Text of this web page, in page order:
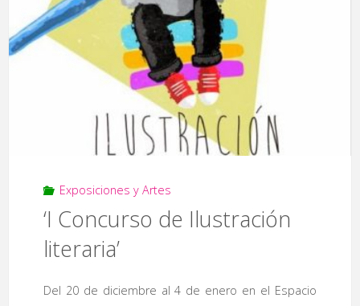
Exposiciones y Artes
‘I Concurso de Ilustración
literaria’
Del 20 de diciembre al 4 de enero en el Espacio